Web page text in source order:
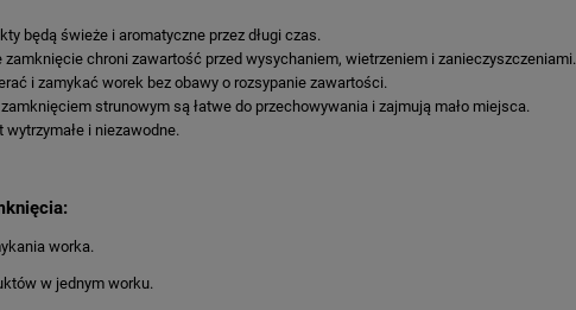
będą świeże i aromatyczne przez długi czas.
zamknięcie chroni zawartość przed wysychaniem, wietrzeniem i zanieczyszczeniami.
i zamykać worek bez obawy o rozsypanie zawartości.
strunowym są łatwe do przechowywania i zajmują mało miejsca.
i niezawodne.
worka.
w jednym worku.